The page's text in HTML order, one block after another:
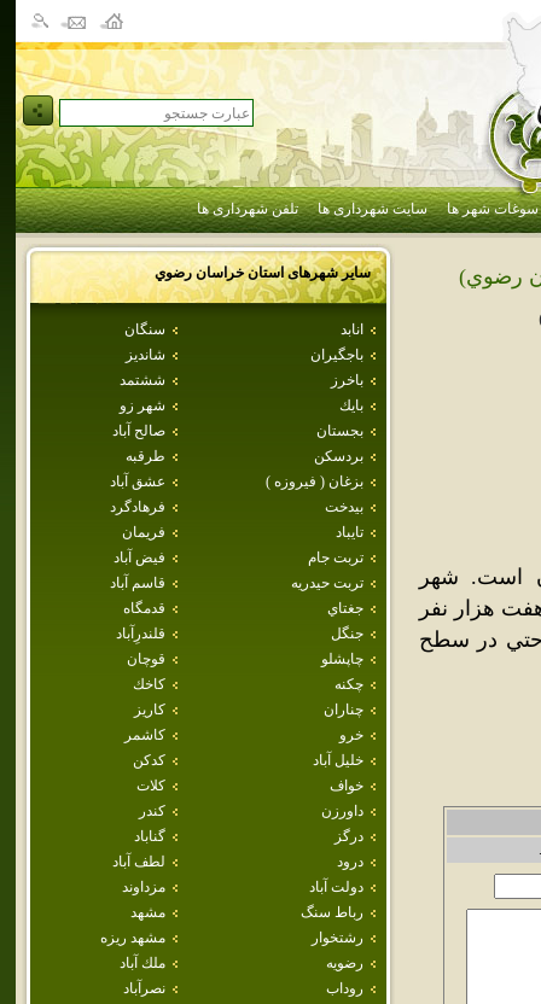
سوغات شهر ها سایت شهرداری ها تلفن شهرداری ها
سایر شهرهای استانخراسان رضوي
انابد
سنگان
باجگيران
شانديز
باخرز
ششتمد
بايك
شهر زو
بجستان
صالح آباد
بردسكن
طرقبه
بزغان ( فيروزه )
عشق آباد
بيدخت
فرهادگرد
تايباد
فريمان
تربت جام
فيض آباد
تربت حيدريه
قاسم آباد
جغتاي
قدمگاه
جنگل
قلندرِآباد
چاپشلو
قوچان
چکنه
كاخك
چناران
كاريز
خرو
كاشمر
خليل آباد
كدكن
خواف
كلات
داورزن
كندر
درگز
گناباد
درود
لطف آباد
دولت آباد
مزداوند
رباط سنگ
مشهد
رشتخوار
مشهد ريزه
رضويه
ملك آباد
روداب
نصرآباد
رضوي)
است. شهر
هفت هزار نفر
حتي در سطح